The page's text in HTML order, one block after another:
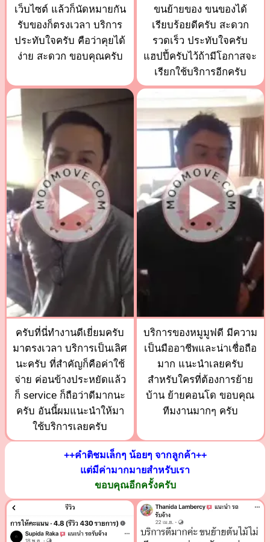
เว็บไซต์ แล้วก็นัดหมายกัน
รับของก็ตรงเวลา บริการ
ประทับใจครับ คือว่าคุยได้
ง่าย สะดวก ขอบคุณครับ
ขนย้ายของ ขนของได้
เรียบร้อยดีครับ สะดวก
รวดเร็ว ประทับใจครับ
แฮปปี้ครับไว้ถ้ามีโอกาสจะ
เรียกใช้บริการอีกครับ
ครับที่นี่ทำงานดีเยี่ยมครับ
มาตรงเวลา บริการเป็นเลิศ
นะครับ ที่สำคัญก็คือค่าใช้
จ่าย ค่อนข้างประหยัดแล้ว
ก็ service ก็ถือว่าดีมากนะ
ครับ อันนี้ผมแนะนำให้มา
ใช้บริการเลยครับ
บริการของหมูมูฟดี มีความ
เป็นมืออาชีพและน่าเชื่อถือ
มาก แนะนำเลยครับ
สำหรับใครที่ต้องการย้าย
บ้าน ย้ายคอนโด ขอบคุณ
ทีมงานมากๆ ครับ
++คำติชมเล็กๆ น้อยๆ จากลูกค้า++
แต่มีค่ามากมายสำหรับเรา
ขอบคุณอีกครั้งครับ